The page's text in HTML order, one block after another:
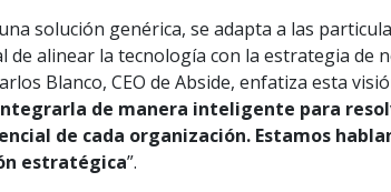
solución genérica, se adapta a las
de alinear la tecnología con la estrategia de
Blanco, CEO de Abside, enfatiza esta
de manera inteligente para
de cada organización. Estamos
estratégica”.